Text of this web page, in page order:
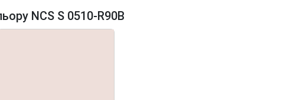
NCS S 0510-R90B